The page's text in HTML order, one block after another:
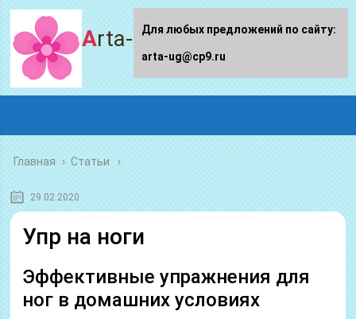
Arta-ug.ru
Главная › Статьи
29.02.2020
Упр на ноги
Эффективные упражнения для
ног в домашних условиях
Для любых предложений по сайту:
arta-ug@cp9.ru